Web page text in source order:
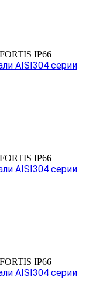
IP66
AISI304 серии
IP66
AISI304 серии
IP66
AISI304 серии